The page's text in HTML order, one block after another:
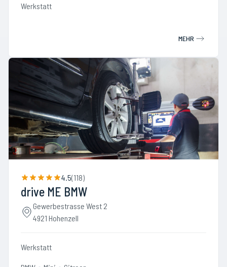
Werkstatt
MEHR
4.5(118)
drive ME BMW
Gewerbestrasse West 2
4921 Hohenzell
Werkstatt